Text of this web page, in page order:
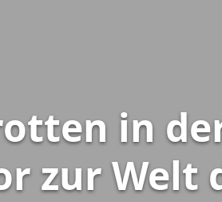
in
zur Welt